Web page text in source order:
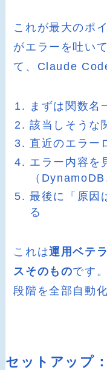
これが最大のポ
がエラーを吐い
て、Claude
まずは関数名
該当しそうな
直近のエラー
エラー内容を
（
最後に「原因
る
これは運用ベテ
スそのものです
段階を全部自動
セットアップ